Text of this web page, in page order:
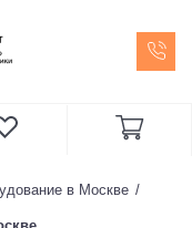
в Москве